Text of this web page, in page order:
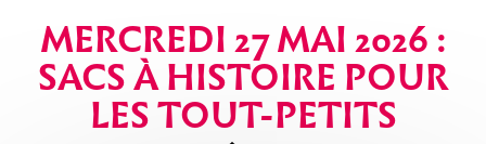
MERCREDI 27 MAI 2026 :
SACS À HISTOIRE POUR
LES TOUT-PETITS